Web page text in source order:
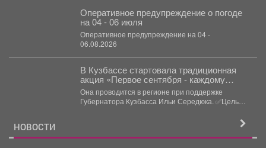
Оперативное предупреждение о погоде
на 04 - 06 июля
Оперативное предупреждение на 04 -
06.08.2026
В Кузбассе стартовала традиционная
акция «Первое сентября - каждому
школьнику».
Она проводится в регионе при поддержке
Губернатора Кузбасса Ильи Середюка. ✅Цель
НОВОСТИ